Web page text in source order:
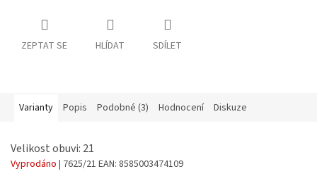
ZEPTAT SE HLÍDAT SDÍLET
Varianty Popis Podobné (3) Hodnocení Diskuze
Velikost obuvi: 21
Vyprodáno | 7625/21 EAN: 8585003474109